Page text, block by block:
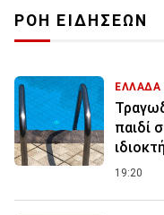
ΡΟΗ ΕΙΔΗΣΕΩΝ
ΕΛΛΑΔΑ
παιδί
19:20